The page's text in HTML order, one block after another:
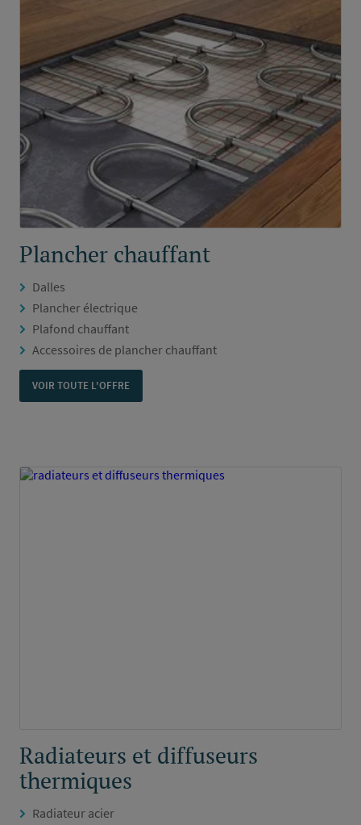
Plancher chauffant
Dalles
Plancher électrique
Plafond chauffant
Accessoires de plancher chauffant
VOIR TOUTE L'OFFRE
Radiateurs et diffuseurs
thermiques
Radiateur acier